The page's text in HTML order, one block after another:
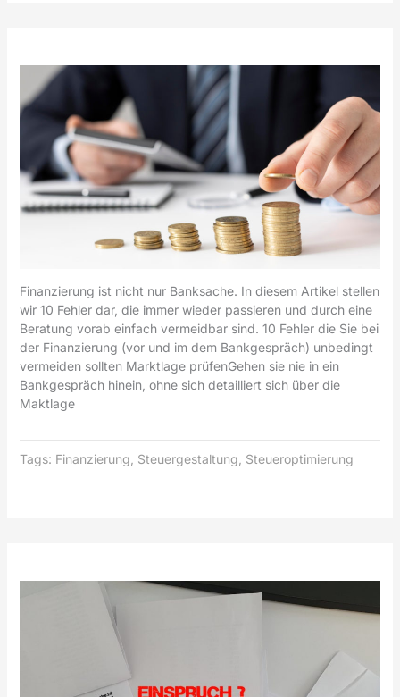
Finanzierung ist nicht nur Banksache. In diesem Artikel stellen
wir 10 Fehler dar, die immer wieder passieren und durch eine
Beratung vorab einfach vermeidbar sind. 10 Fehler die Sie bei
der Finanzierung (vor und im dem Bankgespräch) unbedingt
vermeiden sollten Marktlage prüfenGehen sie nie in ein
Bankgespräch hinein, ohne sich detailliert sich über die
Maktlage
Tags: Finanzierung Steuergestaltung Steueroptimierung